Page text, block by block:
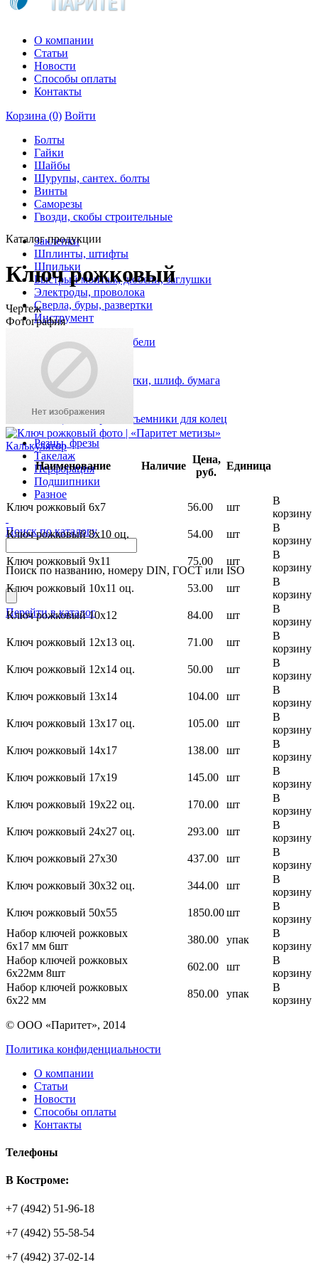
О компании
Статьи
Новости
Способы оплаты
Контакты
Корзина (0) Войти
Болты
Гайки
Шайбы
Шурупы, сантех. болты
Винты
Саморезы
Гвозди, скобы строительные
Заклепки
Шплинты, штифты
Шпильки
Быстрый монтаж, дюбели, заглушки
Электроды, проволока
Сверла, буры, развертки
Инструмент
Анкеры, рамные дюбели
Скобы, пистолет
Хомуты
Круги отрезные, щетки, шлиф. бумага
Метчики, плашки
Биты
Кольца стопорные, съемники для колец
Резцы, фрезы
Такелаж
Перфорация
Подшипники
Разное
Поиск по каталогу
Поиск по названию, номеру DIN, ГОСТ или ISO
Перейти в каталог
Каталог продукции
Ключ рожковый
Чертеж
Фотография
Калькулятор
Наименование
Наличие
Цена,
руб.
Единица
Ключ рожковый 6х7 56.00 шт
В
корзину
Ключ рожковый 8х10 оц.
54.00 шт
В
корзину
Ключ рожковый 9х11
75.00 шт
В
корзину
Ключ рожковый 10х11 оц.
53.00 шт
В
корзину
Ключ рожковый 10х12
84.00 шт
В
корзину
Ключ рожковый 12х13 оц.
71.00 шт
В
корзину
Ключ рожковый 12х14 оц.
50.00 шт
В
корзину
Ключ рожковый 13х14
104.00 шт
В
корзину
Ключ рожковый 13х17 оц.
105.00 шт
В
корзину
Ключ рожковый 14х17
138.00 шт
В
корзину
Ключ рожковый 17х19
145.00 шт
В
корзину
Ключ рожковый 19х22 оц.
170.00 шт
В
корзину
Ключ рожковый 24х27 оц.
293.00 шт
В
корзину
Ключ рожковый 27х30
437.00 шт
В
корзину
Ключ рожковый 30х32 оц.
344.00 шт
В
корзину
Ключ рожковый 50х55
1850.00шт
В
корзину
Набор ключей рожковых
6х17 мм 6шт
380.00 упак
В
корзину
Набор ключей рожковых
6х22мм 8шт
602.00 шт
В
корзину
Набор ключей рожковых
6х22 мм
850.00 упак
В
корзину
© ООО «Паритет», 2014
Политика конфиденциальности
О компании
Статьи
Новости
Способы оплаты
Контакты
Телефоны
В Костроме:
+7 (4942) 51-96-18
+7 (4942) 55-58-54
+7 (4942) 37-02-14